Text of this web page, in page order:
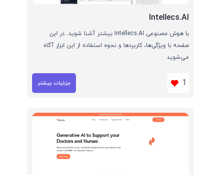
Intellecs.AI
با هوش مصنوعی Intellecs.AI بیشتر آشنا شوید. در این
صفحه با ویژگی‌ها، کاربردها و نحوه استفاده از این ابزار آگاه
می‌شوید
1 جزئیات بیشتر